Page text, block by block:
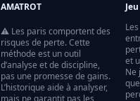
AMATROT
⚠️ Les paris comportent des
risques de perte. Cette
méthode est un outil
d’analyse et de discipline,
pas une promesse de gains.
L’historique aide à analyser,
et
Ne